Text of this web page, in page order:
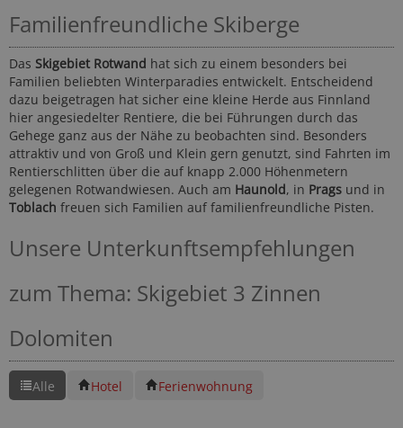
Familienfreundliche Skiberge
Das Skigebiet Rotwand hat sich zu einem besonders bei
Familien beliebten Winterparadies entwickelt. Entscheidend
dazu beigetragen hat sicher eine kleine Herde aus Finnland
hier angesiedelter Rentiere, die bei Führungen durch das
Gehege ganz aus der Nähe zu beobachten sind. Besonders
attraktiv und von Groß und Klein gern genutzt, sind Fahrten im
Rentierschlitten über die auf knapp 2.000 Höhenmetern
gelegenen Rotwandwiesen. Auch am Haunold, in Prags und in
Toblach freuen sich Familien auf familienfreundliche Pisten.
Unsere Unterkunftsempfehlungen
zum Thema: Skigebiet 3 Zinnen
Dolomiten
Alle Hotel Ferienwohnung